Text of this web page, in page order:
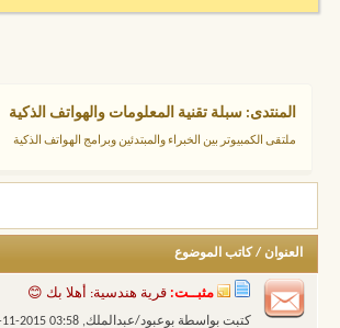
المنتدى: سبلة تقنية المعلومات والهواتف الذكية
ملتقى الكمبيوتر بين الخبراء والمبتدئين وبرامج الهواتف الذكية
العنوان / كاتب الموضوع
مثبــت: قرية هندسية: أهلا بك 😊
كتبت بواسطة بوعبود/عبدالملك‏, 10-11-2015 03:58 PM